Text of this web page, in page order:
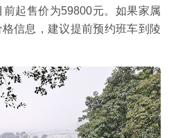
起售价为59800元。如果家属
信息，建议提前预约班车到陵